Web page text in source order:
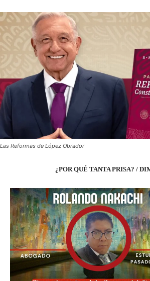
Las Reformas de López Obrador
¿POR QUÉ TANTA PRISA? /